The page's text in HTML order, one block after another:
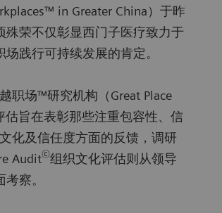
in Greater China）于昨
殊荣不仅彰显西门子医疗致力于
践行可持续发展的肯定。
职场™研究机构（Great Place
估旨在表彰那些注重包容性、信
化及信任度方面的反馈，调研
Audit©组织文化评估则从领导
察。